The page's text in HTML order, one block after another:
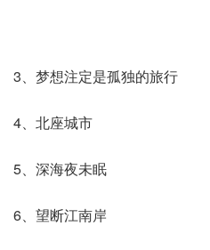
3、梦想注定是孤独的旅行
4、北座城市
5、深海夜未眠
6、望断江南岸